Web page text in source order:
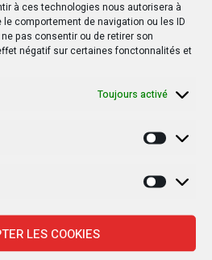
à ces technologies nous autorisera à
comportement de navigation ou les ID
pas consentir ou de retirer son
négatif sur certaines fonctonnalités et
Toujours activé
LES COOKIES